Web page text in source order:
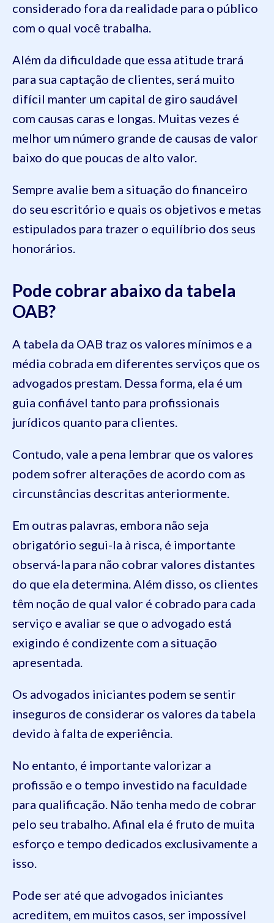
considerado fora da realidade para o público
com o qual você trabalha.
Além da dificuldade que essa atitude trará
para sua captação de clientes, será muito
difícil manter um capital de giro saudável
com causas caras e longas. Muitas vezes é
melhor um número grande de causas de valor
baixo do que poucas de alto valor.
Sempre avalie bem a situação do financeiro
do seu escritório e quais os objetivos e metas
estipulados para trazer o equilíbrio dos seus
honorários.
Pode cobrar abaixo da tabela
OAB?
A tabela da OAB traz os valores mínimos e a
média cobrada em diferentes serviços que os
advogados prestam. Dessa forma, ela é um
guia confiável tanto para profissionais
jurídicos quanto para clientes.
Contudo, vale a pena lembrar que os valores
podem sofrer alterações de acordo com as
circunstâncias descritas anteriormente.
Em outras palavras, embora não seja
obrigatório segui-la à risca, é importante
observá-la para não cobrar valores distantes
do que ela determina. Além disso, os clientes
têm noção de qual valor é cobrado para cada
serviço e avaliar se que o advogado está
exigindo é condizente com a situação
apresentada.
Os advogados iniciantes podem se sentir
inseguros de considerar os valores da tabela
devido à falta de experiência.
No entanto, é importante valorizar a
profissão e o tempo investido na faculdade
para qualificação. Não tenha medo de cobrar
pelo seu trabalho. Afinal ela é fruto de muita
esforço e tempo dedicados exclusivamente a
isso.
Pode ser até que advogados iniciantes
acreditem, em muitos casos, ser impossível